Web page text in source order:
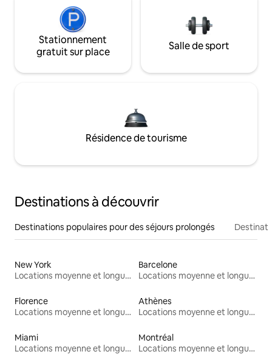
Stationnement
gratuit sur place
Salle de sport
Résidence de tourisme
Destinations à découvrir
Destinations populaires pour des séjours prolongés
New York
Locations moyenne et longue durée
Barcelone
Locations moyenne et longue durée
Florence
Locations moyenne et longue durée
Athènes
Locations moyenne et longue durée
Miami
Locations moyenne et longue durée
Montréal
Locations moyenne et longue durée